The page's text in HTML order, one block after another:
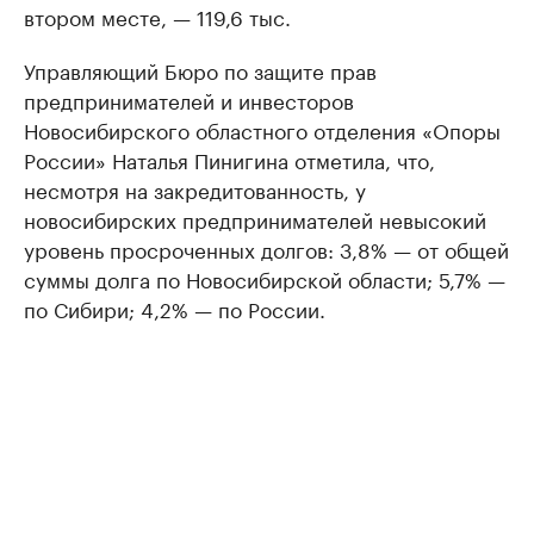
втором месте, — 119,6 тыс.
Управляющий Бюро по защите прав
предпринимателей и инвесторов
Новосибирского областного отделения «Опоры
России» Наталья Пинигина отметила, что,
несмотря на закредитованность, у
новосибирских предпринимателей невысокий
уровень просроченных долгов: 3,8% — от общей
суммы долга по Новосибирской области; 5,7% —
по Сибири; 4,2% — по России.